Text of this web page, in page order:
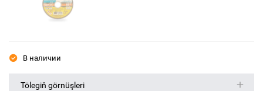
В наличии
Tölegiň görnüşleri